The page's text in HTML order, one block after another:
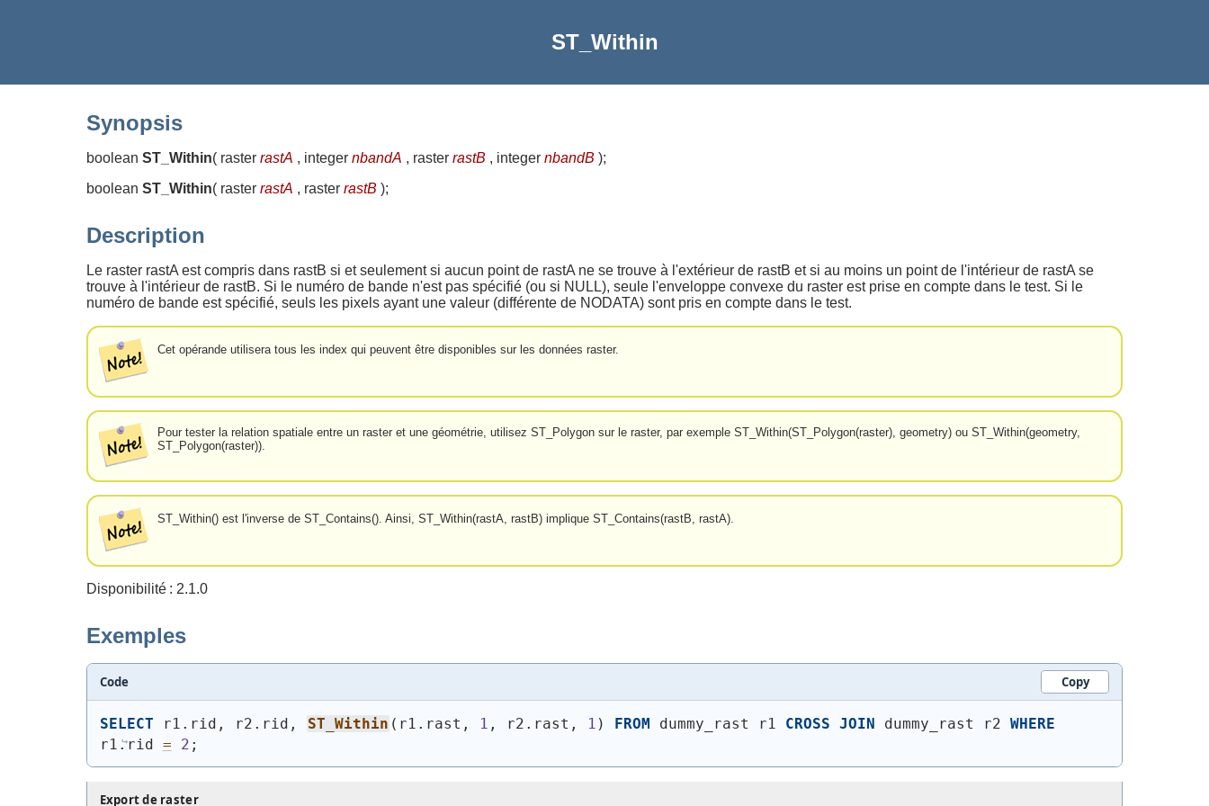
ST_Within
Synopsis
boolean ST_Within( raster rastA , integer nbandA , raster rastB , integer nbandB );
boolean ST_Within( raster rastA , raster rastB );
Description
Le raster rastA est compris dans rastB si et seulement si aucun point de rastA ne se trouve à l'extérieur de rastB et si au moins un point de l'intérieur de rastA se
trouve à l'intérieur de rastB. Si le numéro de bande n'est pas spécifié (ou si NULL), seule l'enveloppe convexe du raster est prise en compte dans le test. Si le
numéro de bande est spécifié, seuls les pixels ayant une valeur (différente de NODATA) sont pris en compte dans le test.
Cet opérande utilisera tous les index qui peuvent être disponibles sur les données raster.
Pour tester la relation spatiale entre un raster et une géométrie, utilisez ST_Polygon sur le raster, par exemple ST_Within(ST_Polygon(raster), geometry) ou ST_Within(geometry,
ST_Polygon(raster)).
ST_Within() est l'inverse de ST_Contains(). Ainsi, ST_Within(rastA, rastB) implique ST_Contains(rastB, rastA).
Disponibilité : 2.1.0
Exemples
Code Copy
SELECT r1.rid, r2.rid, ST_Within ( r1.rast, 1 , r2.rast, 1 ) FROM dummy_rast r1 CROSS JOIN dummy_rast r2 WHERE
r1.rid = 2 ;
Export de raster